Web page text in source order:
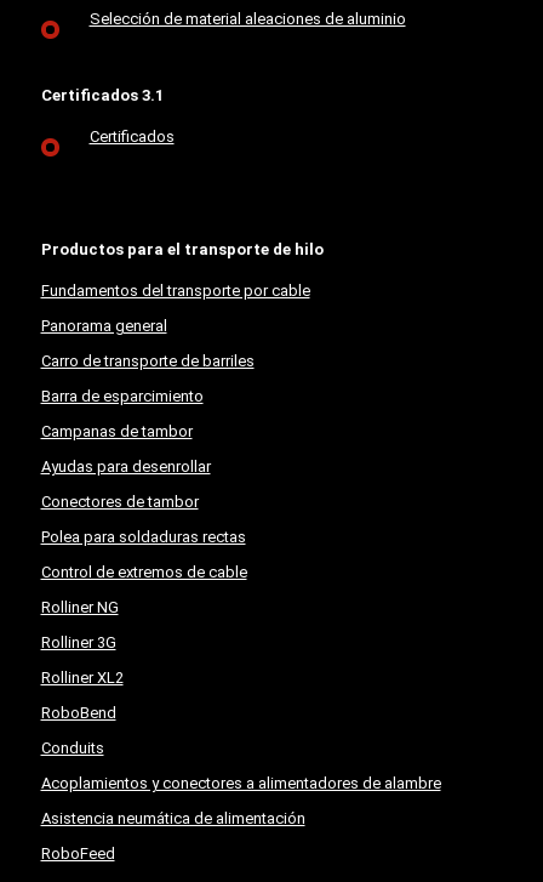
Selección de material aleaciones de aluminio
Certificados 3.1
Certificados
Productos para el transporte de hilo
Fundamentos del transporte por cable
Panorama general
Carro de transporte de barriles
Barra de esparcimiento
Campanas de tambor
Ayudas para desenrollar
Conectores de tambor
Polea para soldaduras rectas
Control de extremos de cable
Rolliner NG
Rolliner 3G
Rolliner XL2
RoboBend
Conduits
Acoplamientos y conectores a alimentadores de alambre
Asistencia neumática de alimentación
RoboFeed